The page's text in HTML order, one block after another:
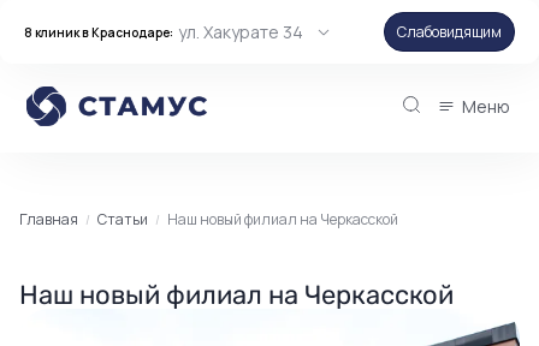
8 клиник в Краснодаре: ул. Хакурате 34 Слабовидящим
Меню
Главная Статьи Наш новый филиал на Черкасской
Наш новый филиал на Черкасской